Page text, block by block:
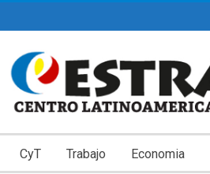
CyT Trabajo Economia